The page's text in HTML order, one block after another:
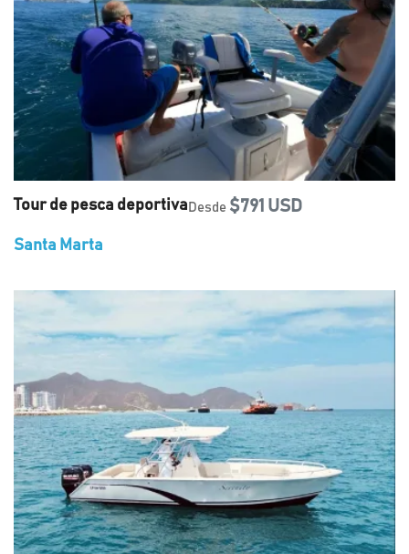
Tour de pesca deportiva Desde $791 USD
Santa Marta